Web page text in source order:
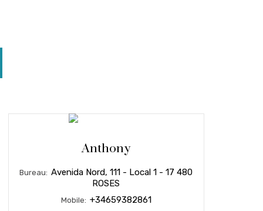
Anthony
Bureau: Avenida Nord, 111 - Local 1 - 17 480
ROSES
Mobile: +34659382861